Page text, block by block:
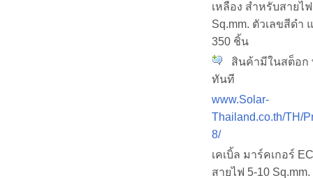
เหลือง สำหรับสายไ
Sq.mm. ตัวเลขสีดำ
350 ชิ้น
สินค้ามีในสต็อก
ทันที
www.Solar-
Thailand.co.th/TH/
8/
เคเบิ้ล มาร์คเกอร์
สายไฟ 5-10